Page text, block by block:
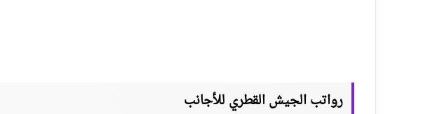
رواتب الجيش القطري للأجانب